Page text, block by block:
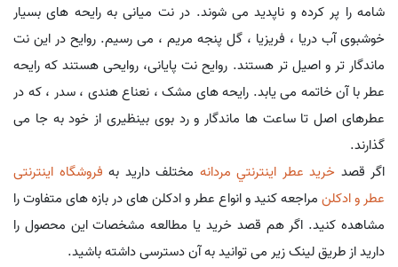
شامه را پر کرده و ناپدید می شوند. در نت میانی به رایحه های بسیار
خوشبوی آب دریا ، فریزیا ، گل پنجه مریم ، می رسیم. روایح در این نت
ماندگار تر و اصیل تر هستند. روایح نت پایانی، روایحی هستند که رایحه
عطر با آن خاتمه می یابد. رایحه های مشک ، نعناع هندی ، سدر ، که در
عطرهای اصل تا ساعت ها ماندگار و رد بوی بینظیری از خود به جا می
گذارند.
اگر قصد خريد عطر اينترنتي مردانه مختلف دارید به فروشگاه اینترنتی
عطر و ادکلن مراجعه کنید و انواع عطر و ادکلن های در بازه های متفاوت را
مشاهده کنید. اگر هم قصد خرید یا مطالعه مشخصات این محصول را
دارید از طریق لینک زیر می توانید به آن دسترسی داشته باشید.